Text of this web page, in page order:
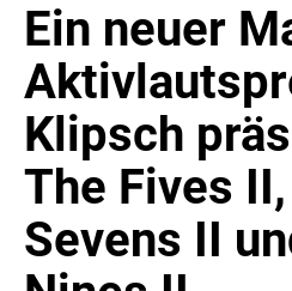
SWORDFISH
AMAZON SPORT
AURA
AWOL VISION
BESTATTUNG HIMMELBLAU
CARRERA
EORA
OPTIMUM NUTRITION
Ein neuer
Klipsch
The Fives
Sevens II